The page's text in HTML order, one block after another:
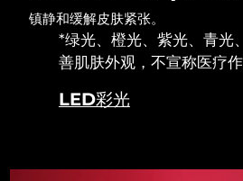
镇静和缓解皮肤紧张。
*绿光、橙光、紫光、青光
善肌肤外观，不宣称医疗作
LED彩光
罗马尼亚
俄罗斯